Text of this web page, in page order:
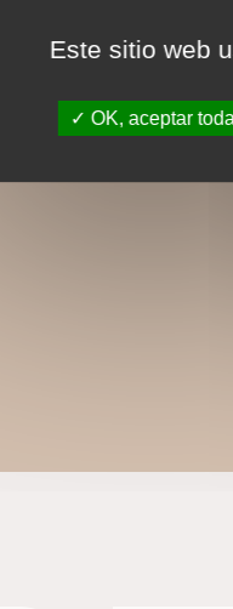
Este sitio web
OK, aceptar